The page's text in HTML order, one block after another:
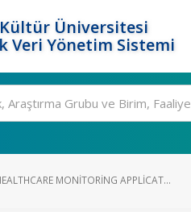
Üniversitesi
Veri Yönetim Sistemi
MONITORING APPLICAT...